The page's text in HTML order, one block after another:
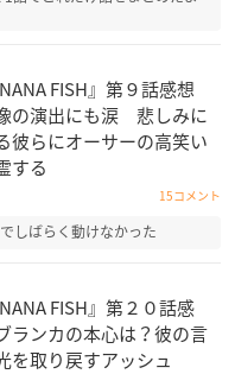
FISH』第９話感想
の演出にも涙 悲しみに
彼らにオーサーの高笑い
する
15コメント
しばらく動けなかった
FISH』第２０話感
ンカの本心は？彼の言
を取り戻すアッシュ